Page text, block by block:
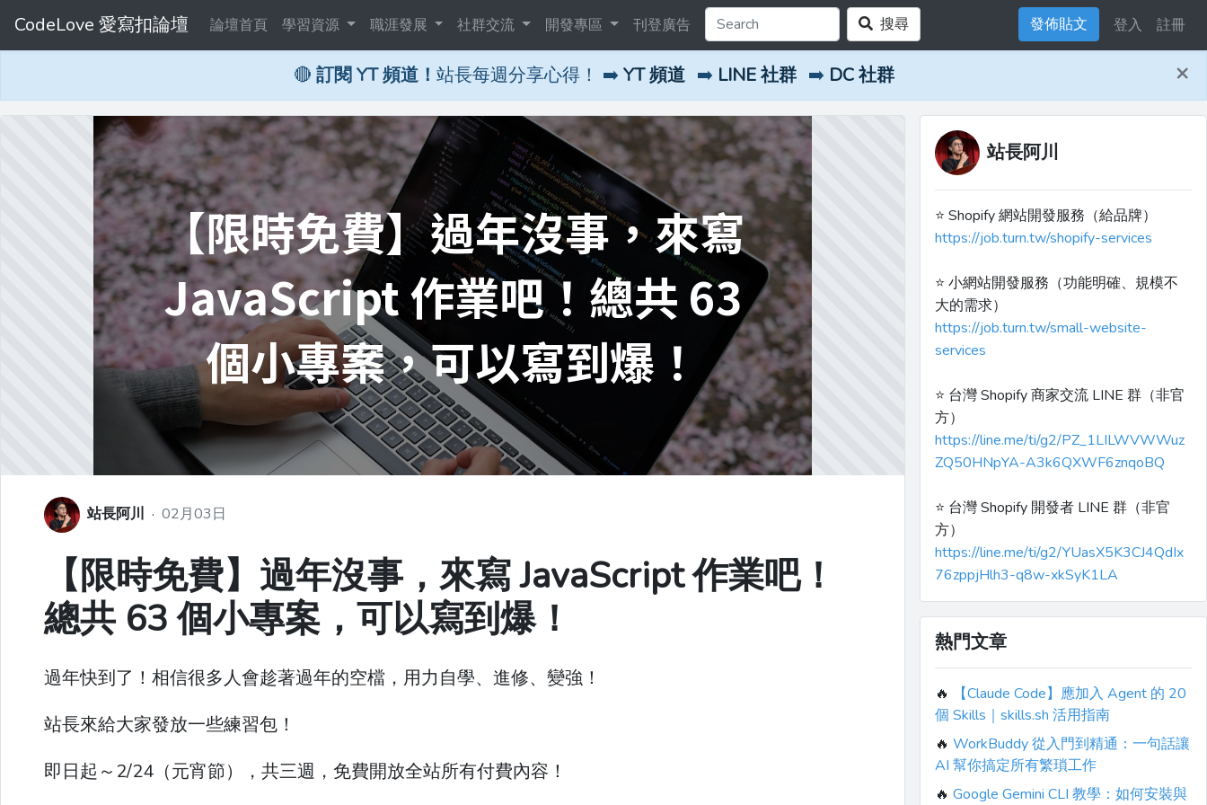
CodeLove 愛寫扣論壇 論壇首頁 學習資源 職涯發展 社群交流 開發專區 刊登廣告 搜尋 發佈貼文 登入 註冊
🔴 訂閱 YT 頻道！ 站長每週分享心得！ ➡️ YT 頻道 ➡️ LINE 社群 ➡️ DC 社群 ×
站長阿川 · 02月03日
【限時免費】過年沒事，來寫 JavaScript 作業吧！
總共 63 個小專案，可以寫到爆！
過年快到了！相信很多人會趁著過年的空檔，用力自學、進修、變強！
站長來給大家發放一些練習包！
即日起～2/24（元宵節），共三週，免費開放全站所有付費內容！
站長阿川
⭐️ Shopify 網站開發服務（給品牌）
https://job.turn.tw/shopify-services
⭐️ 小網站開發服務（功能明確、規模不
大的需求）
https://job.turn.tw/small-website-
services
⭐️ 台灣 Shopify 商家交流 LINE 群（非官
方）
https://line.me/ti/g2/PZ_1LILWVWWuz
ZQ50HNpYA-A3k6QXWF6znqoBQ
⭐️ 台灣 Shopify 開發者 LINE 群（非官
方）
https://line.me/ti/g2/YUasX5K3CJ4QdIx
76zppjHlh3-q8w-xkSyK1LA
熱門文章
🔥
【Claude Code】應加入 Agent 的 20
個 Skills｜skills.sh 活用指南
🔥 WorkBuddy 從入門到精通：一句話讓
AI 幫你搞定所有繁瑣工作
🔥 Google Gemini CLI 教學：如何安裝與